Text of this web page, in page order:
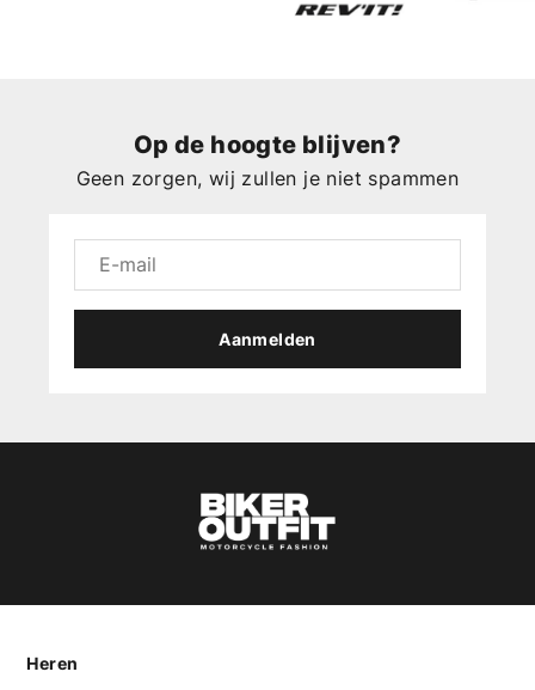
Op de hoogte blijven?
Geen zorgen, wij zullen je niet spammen
Aanmelden
Heren